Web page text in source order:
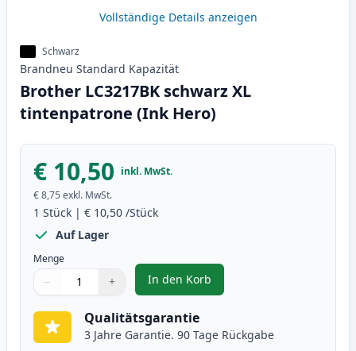
Vollständige Details anzeigen
Schwarz
Brandneu Standard Kapazität
Brother LC3217BK schwarz XL
tintenpatrone (Ink Hero)
€ 10,50 inkl. MwSt.
€ 8,75 exkl. MwSt.
1 Stück | € 10,50 /Stück
Auf Lager
Menge
Verwenden Sie die Tasten, um anzupassen
− +
1
In den Korb
, Brother LC3217BK schwarz XL
Qualitätsgarantie
3 Jahre Garantie. 90 Tage Rückgabe